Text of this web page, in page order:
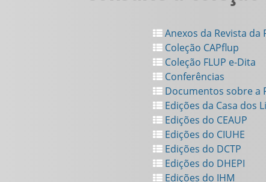
Anexos da Revista da
Coleção CAPflup
Coleção FLUP e-Dita
Conferências
Documentos sobre a
Edições da Casa dos
Edições do CEAUP
Edições do CIUHE
Edições do DCTP
Edições do DHEPI
Edições do IHM